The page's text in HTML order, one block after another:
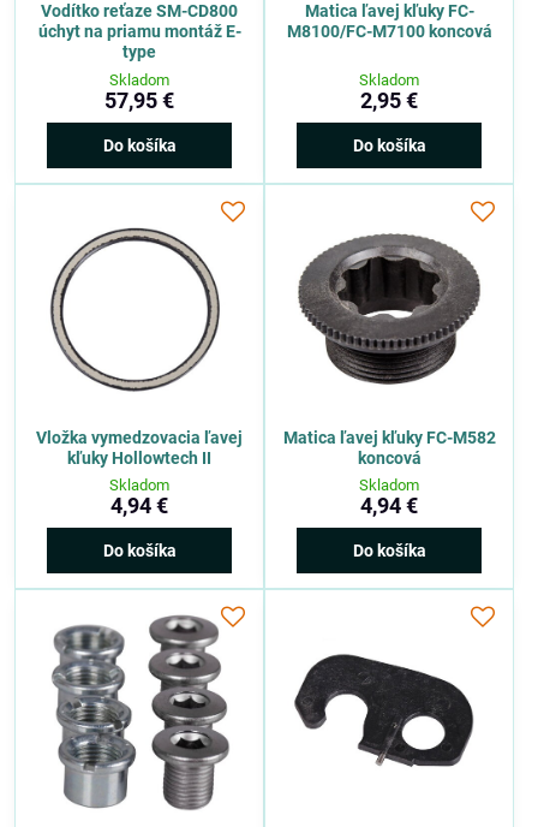
Vodítko reťaze SM-CD800
úchyt na priamu montáž E-
type
Skladom
57,95 €
Do košíka
Matica ľavej kľuky FC-
M8100/FC-M7100 koncová
Skladom
2,95 €
Do košíka
Vložka vymedzovacia ľavej
kľuky Hollowtech II
Skladom
4,94 €
Do košíka
Matica ľavej kľuky FC-M582
koncová
Skladom
4,94 €
Do košíka